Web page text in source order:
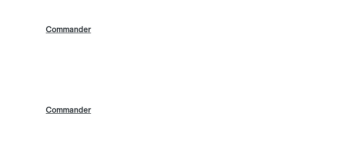
Commander
Commander